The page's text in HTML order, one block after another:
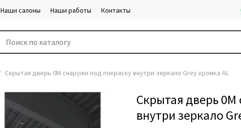
Наши салоны Наши работы Контакты
Скрытая дверь 0M снаружи под покраску внутри зеркало Grey кромка AL
Скрытая дверь
внутри зеркало